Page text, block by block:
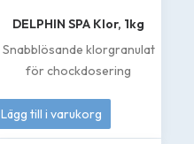
DELPHIN SPA Klor, 1kg
Snabblösande klorgranulat
för chockdosering
262kr
Lägg till i varukorg